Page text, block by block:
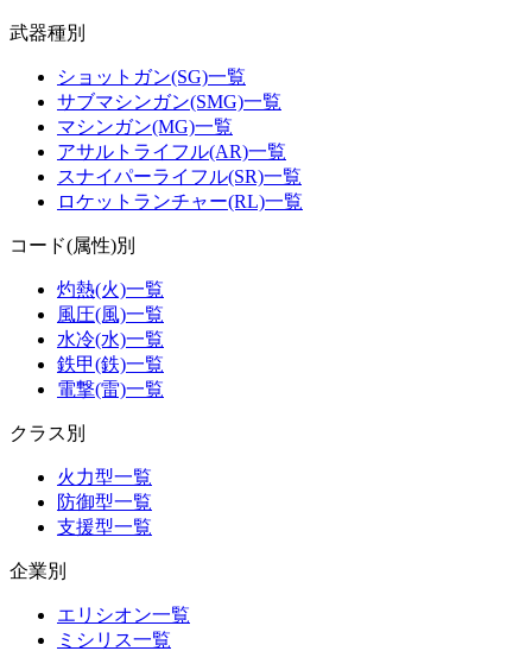
武器種別
ショットガン(SG)一覧
サブマシンガン(SMG)一覧
マシンガン(MG)一覧
アサルトライフル(AR)一覧
スナイパーライフル(SR)一覧
ロケットランチャー(RL)一覧
コード(属性)別
灼熱(火)一覧
風圧(風)一覧
水冷(水)一覧
鉄甲(鉄)一覧
電撃(雷)一覧
クラス別
火力型一覧
防御型一覧
支援型一覧
企業別
エリシオン一覧
ミシリス一覧